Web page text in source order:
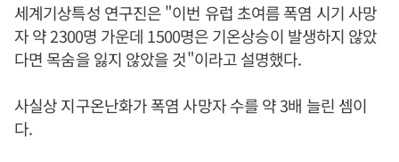
세계기상특성 연구진은 "이번 유럽 초여름 폭염 시기 사망
자 약 2300명 가운데 1500명은 기온상승이 발생하지 않았
다면 목숨을 잃지 않았을 것"이라고 설명했다.
사실상 지구온난화가 폭염 사망자 수를 약 3배 늘린 셈이
다.